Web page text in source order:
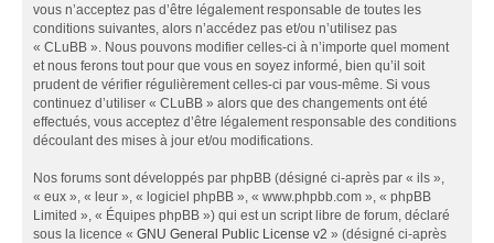
vous n’acceptez pas d’être légalement responsable de toutes les
conditions suivantes, alors n’accédez pas et/ou n’utilisez pas
« CLuBB ». Nous pouvons modifier celles-ci à n’importe quel moment
et nous ferons tout pour que vous en soyez informé, bien qu’il soit
prudent de vérifier régulièrement celles-ci par vous-même. Si vous
continuez d’utiliser « CLuBB » alors que des changements ont été
effectués, vous acceptez d’être légalement responsable des conditions
découlant des mises à jour et/ou modifications.
Nos forums sont développés par phpBB (désigné ci-après par « ils »,
« eux », « leur », « logiciel phpBB », « www.phpbb.com », « phpBB
Limited », « Équipes phpBB ») qui est un script libre de forum, déclaré
sous la licence « GNU General Public License v2 » (désigné ci-après